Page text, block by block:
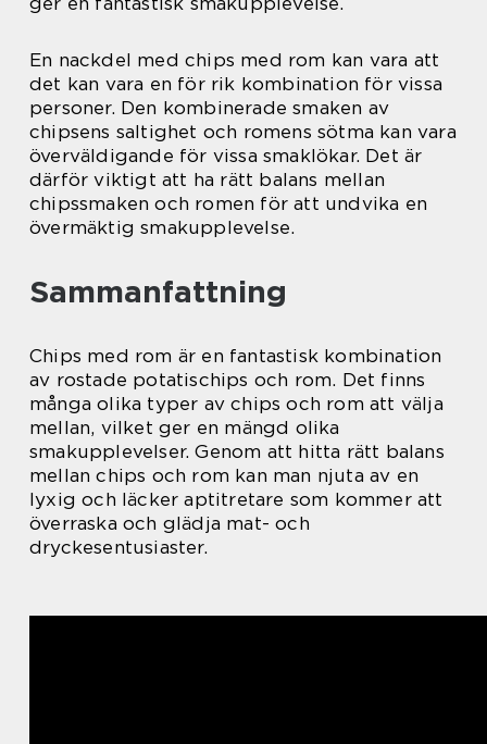
En nackdel med chips med rom kan vara att
det kan vara en för rik kombination för vissa
personer. Den kombinerade smaken av
chipsens saltighet och romens sötma kan vara
överväldigande för vissa smaklökar. Det är
därför viktigt att ha rätt balans mellan
chipssmaken och romen för att undvika en
övermäktig smakupplevelse.
Sammanfattning
Chips med rom är en fantastisk kombination
av rostade potatischips och rom. Det finns
många olika typer av chips och rom att välja
mellan, vilket ger en mängd olika
smakupplevelser. Genom att hitta rätt balans
mellan chips och rom kan man njuta av en
lyxig och läcker aptitretare som kommer att
överraska och glädja mat- och
dryckesentusiaster.